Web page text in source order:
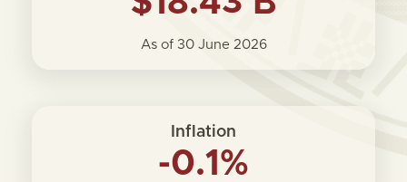
As of 30 June 2026
Inflation
-0.1%